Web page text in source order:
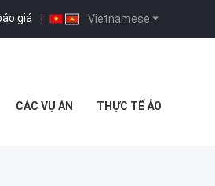
Vietnamese
giá |
CÁC VỤ ÁN THỰC TẾ ẢO